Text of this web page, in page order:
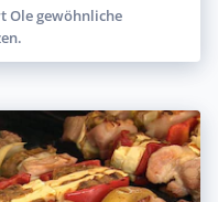
Ole gewöhnliche